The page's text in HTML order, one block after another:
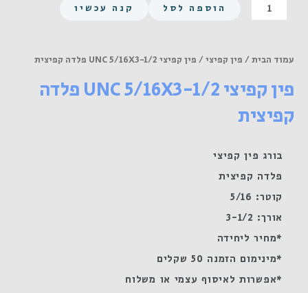
כמות
של
5/16X3-
1/2
פלדה
הוספה לסל קנה עכשיו
עמוד הבית/ פין קפיצי/ פין קפיצי UNC 5/16X3-1/2 פלדה קפיצית
פין קפיצי UNC 5/16X3-1/2 פלדה
קפיצית
בורג פין קפיצי
פלדה קפיצית
קוטר: 5/16
אורך: 3-1/2
*מחיר ליחידה
*מינימום הזמנה 50 שקלים
*אפשרות לאיסוף עצמי או משלוח